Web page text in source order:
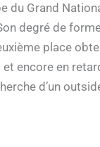
du Grand
degré de
place
encore en
d’un